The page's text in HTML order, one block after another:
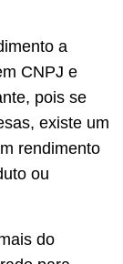
a
CNPJ e
pois se
existe um
rendimento
ou
do